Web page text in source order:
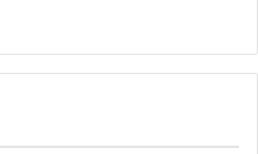
we